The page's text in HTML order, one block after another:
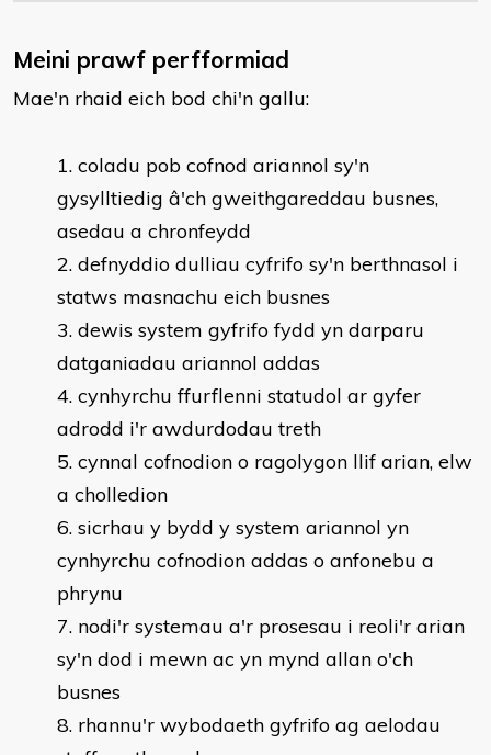
Meini prawf perfformiad
Mae'n rhaid eich bod chi'n gallu:
coladu pob cofnod ariannol sy'n
gysylltiedig â'ch gweithgareddau busnes,
asedau a chronfeydd
defnyddio dulliau cyfrifo sy'n berthnasol i
statws masnachu eich busnes
dewis system gyfrifo fydd yn darparu
datganiadau ariannol addas
cynhyrchu ffurflenni statudol ar gyfer
adrodd i'r awdurdodau treth
cynnal cofnodion o ragolygon llif arian, elw
a cholledion
sicrhau y bydd y system ariannol yn
cynhyrchu cofnodion addas o anfonebu a
phrynu
nodi'r systemau a'r prosesau i reoli'r arian
sy'n dod i mewn ac yn mynd allan o'ch
busnes
rhannu'r wybodaeth gyfrifo ag aelodau